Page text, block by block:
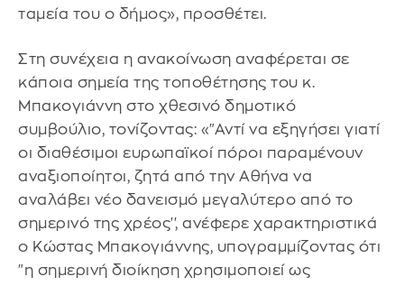
ταμεία του ο δήμος», προσθέτει.
Στη συνέχεια η ανακοίνωση αναφέρεται σε
κάποια σημεία της τοποθέτησης του κ.
Μπακογιάννη στο χθεσινό δημοτικό
συμβούλιο, τονίζοντας: «"Αντί να εξηγήσει γιατί
οι διαθέσιμοι ευρωπαϊκοί πόροι παραμένουν
αναξιοποίητοι, ζητά από την Αθήνα να
αναλάβει νέο δανεισμό μεγαλύτερο από το
σημερινό της χρέος'', ανέφερε χαρακτηριστικά
ο Κώστας Μπακογιάννης, υπογραμμίζοντας ότι
"η σημερινή διοίκηση χρησιμοποιεί ως